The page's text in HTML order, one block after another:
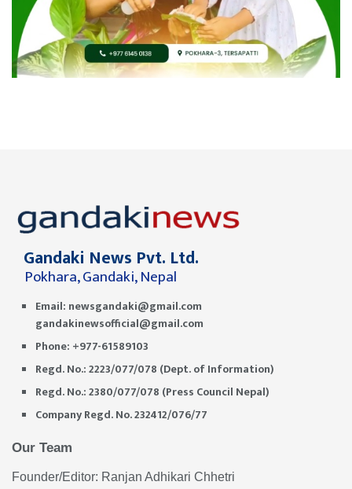
Gandaki News Pvt. Ltd.
Pokhara, Gandaki, Nepal
Email: newsgandaki@gmail.com
gandakinewsofficial@gmail.com
Phone: +977-61589103
Regd. No.: 2223/077/078 (Dept. of Information)
Regd. No.: 2380/077/078 (Press Council Nepal)
Company Regd. No. 232412/076/77
Our Team
Founder/Editor: Ranjan Adhikari Chhetri